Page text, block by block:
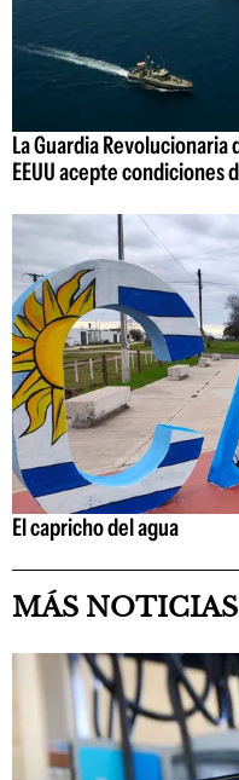
La Guardia
EEUU acepte condiciones
El capricho del agua
MÁS